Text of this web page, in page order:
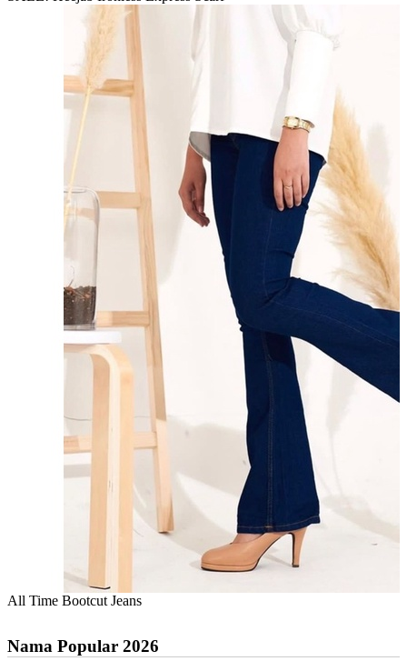
All Time Bootcut Jeans
Nama Popular 2026